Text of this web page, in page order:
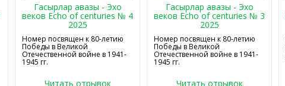
Гасырлар авазы - Эхо
веков Echo of centuries № 4
2025
Номер посвящен к 80-летию
Победы в Великой
Отечественной войне в 1941-
1945 гг.
Читать отрывок
Гасырлар авазы - Эхо
веков Echo of centuries № 3
2025
Номер посвящен к 80-летию
Победы в Великой
Отечественной войне в 1941-
1945 гг.
Читать отрывок